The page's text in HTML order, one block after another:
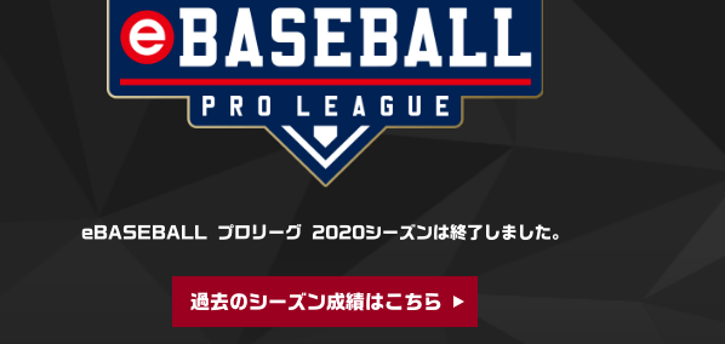
eBASEBALL プロリーグ 2020シーズンは終了しました。
過去のシーズン成績はこちら